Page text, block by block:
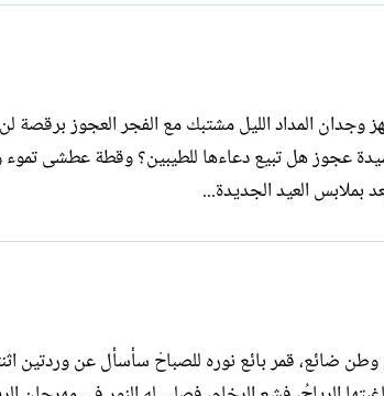
المداد الليل مشتبك مع الفجر العجوز برقصة
عجوز هل تبيع دعاءها للطيبين؟ وقطة عطشى تموء
بملابس العيد الجديدة...
ضائع، قمر بائع نوره للصباحْ سأسأل عن وردتين